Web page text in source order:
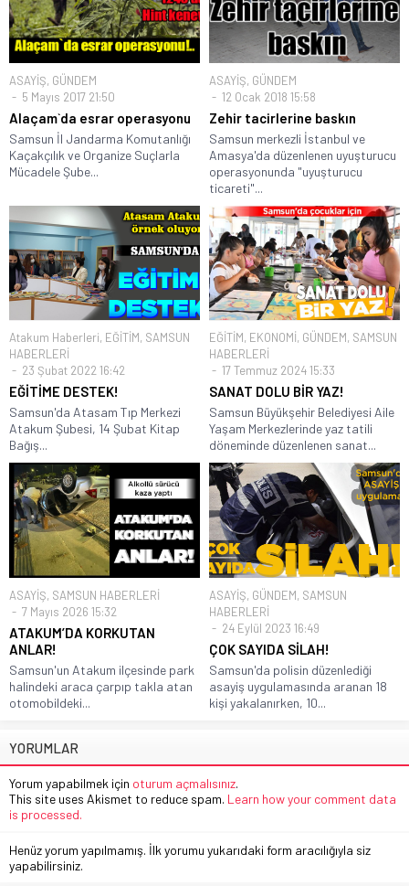
ASAYİŞ, GÜNDEM
5 Mayıs 2017 21:50
Alaçam`da esrar operasyonu
Samsun İl Jandarma Komutanlığı
Kaçakçılık ve Organize Suçlarla
Mücadele Şube...
ASAYİŞ, GÜNDEM
12 Ocak 2018 15:58
Zehir tacirlerine baskın
Samsun merkezli İstanbul ve
Amasya'da düzenlenen uyuşturucu
operasyonunda "uyuşturucu
ticareti"...
Atakum Haberleri, EĞİTİM, SAMSUN
HABERLERİ
23 Şubat 2022 16:42
EĞİTİME DESTEK!
Samsun'da Atasam Tıp Merkezi
Atakum Şubesi, 14 Şubat Kitap
Bağış...
EĞİTİM, EKONOMİ, GÜNDEM, SAMSUN
HABERLERİ
17 Temmuz 2024 15:33
SANAT DOLU BİR YAZ!
Samsun Büyükşehir Belediyesi Aile
Yaşam Merkezlerinde yaz tatili
döneminde düzenlenen sanat...
ASAYİŞ, SAMSUN HABERLERİ
7 Mayıs 2026 15:32
ATAKUM’DA KORKUTAN
ANLAR!
Samsun'un Atakum ilçesinde park
halindeki araca çarpıp takla atan
otomobildeki...
ASAYİŞ, GÜNDEM, SAMSUN
HABERLERİ
24 Eylül 2023 16:49
ÇOK SAYIDA SİLAH!
Samsun'da polisin düzenlediği
asayiş uygulamasında aranan 18
kişi yakalanırken, 10...
YORUMLAR
Yorum yapabilmek için oturum açmalısınız.
This site uses Akismet to reduce spam. Learn how your comment data
is processed.
Henüz yorum yapılmamış. İlk yorumu yukarıdaki form aracılığıyla siz
yapabilirsiniz.